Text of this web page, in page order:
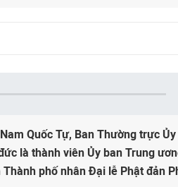
Quốc Tự, Ban Thường trực Ủy
là thành viên Ủy ban Trung
Thành phố nhân Đại lễ Phật đản